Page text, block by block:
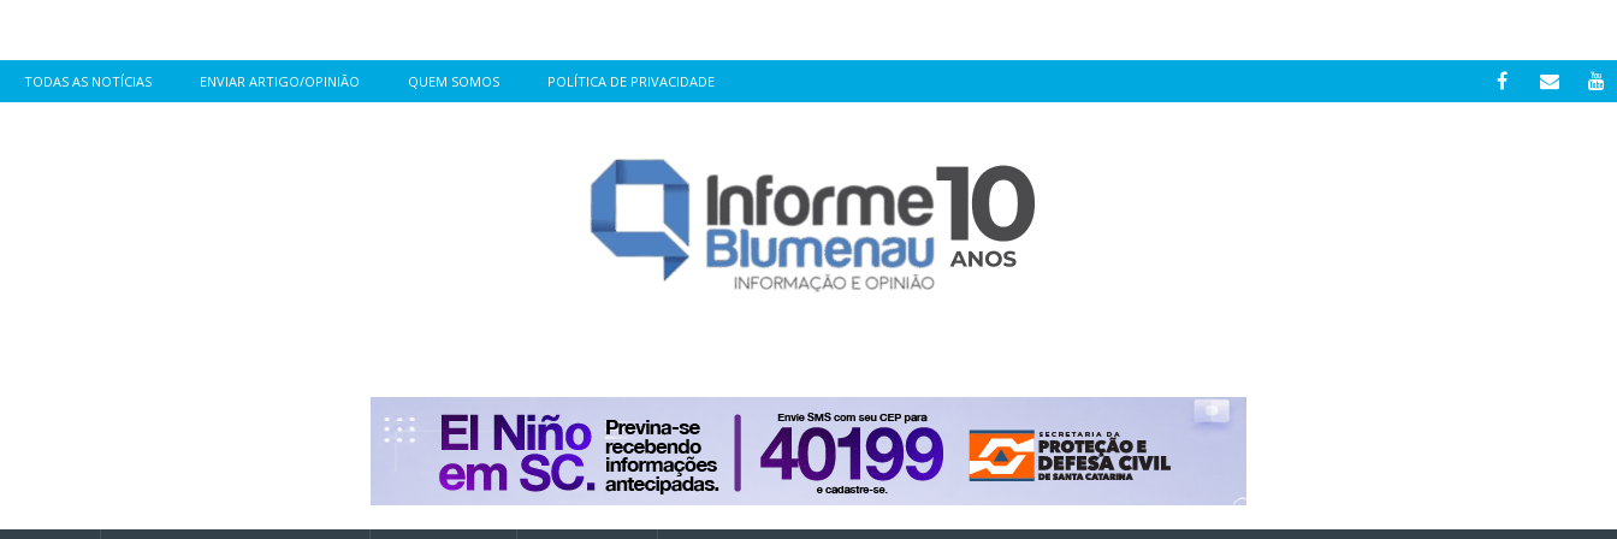
TODAS AS NOTÍCIAS ENVIAR ARTIGO/OPINIÃO QUEM SOMOS POLÍTICA DE PRIVACIDADE